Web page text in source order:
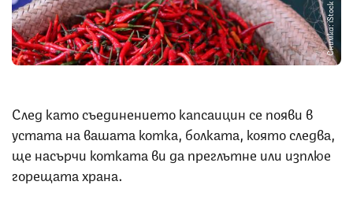
Снимка: iStock
След като съединението капсаицин се появи в
устата на вашата котка, болката, която следва,
ще насърчи котката ви да преглътне или изплюе
горещата храна.